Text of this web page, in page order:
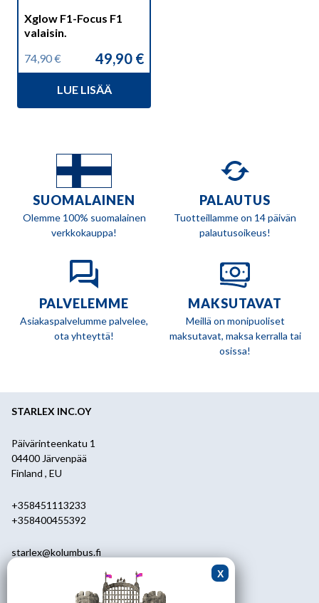
Xglow F1-Focus F1
valaisin.
74,90€
Alkuperäinen
74,90 €.
49,90 €
Nykyinen
49,90 €.
LUE LISÄÄ
SUOMALAINEN
Olemme 100% suomalainen
verkkokauppa!
PALAUTUS
Tuotteillamme on 14 päivän
palautusoikeus!
PALVELEMME
Asiakaspalvelumme palvelee,
ota yhteyttä!
MAKSUTAVAT
Meillä on monipuoliset
maksutavat, maksa kerralla tai
osissa!
STARLEX INC.OY
Päivärinteenkatu 1
04400 Järvenpää
Finland , EU
+358451113233
+358400455392
starlex@kolumbus.fi